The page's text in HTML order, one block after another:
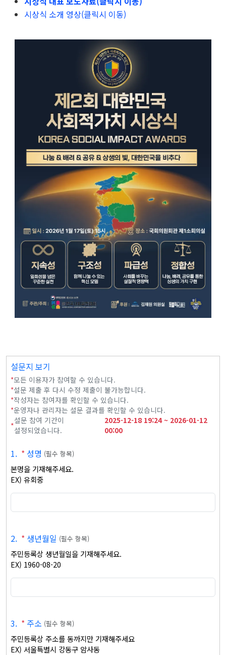
시상식 소개 영상(클릭시 이동)
설문지 보기
*모든 이용자가 참여할 수 있습니다.
*설문 제출 후 다시 수정 제출이 불가능합니다.
*작성자는 참여자를 확인할 수 있습니다.
*운영자나 관리자는 설문 결과를 확인할 수 있습니다.
*설문 참여 기간이
설정되었습니다.
2025-12-1819:24~ 2026-01-12
00:00
1. *성명 (필수 항목)
본명을 기재해주세요.
EX) 유회중
2. * 생년월일 (필수 항목)
주민등록상 생년월일을 기재해주세요.
EX) 1960-08-20
3. * 주소 (필수 항목)
주민등록상 주소를 동까지만 기재해주세요
EX) 서울특별시 강동구 암사동